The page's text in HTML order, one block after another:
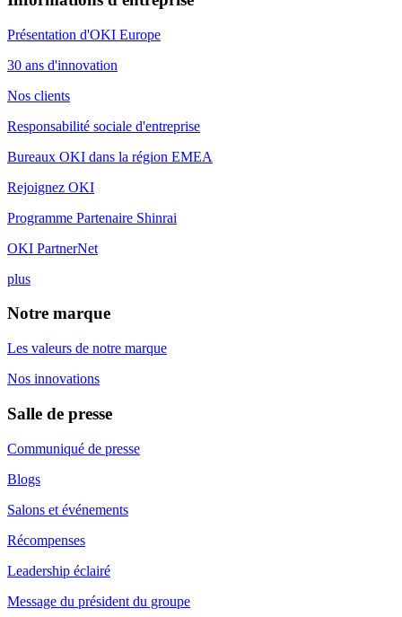
Présentation d'OKI Europe
30 ans d'innovation
Nos clients
Responsabilité sociale d'entreprise
Bureaux OKI dans la région EMEA
Rejoignez OKI
Programme Partenaire Shinrai
OKI PartnerNet
plus
Notre marque
Les valeurs de notre marque
Nos innovations
Salle de presse
Communiqué de presse
Blogs
Salons et événements
Récompenses
Leadership éclairé
Message du président du groupe